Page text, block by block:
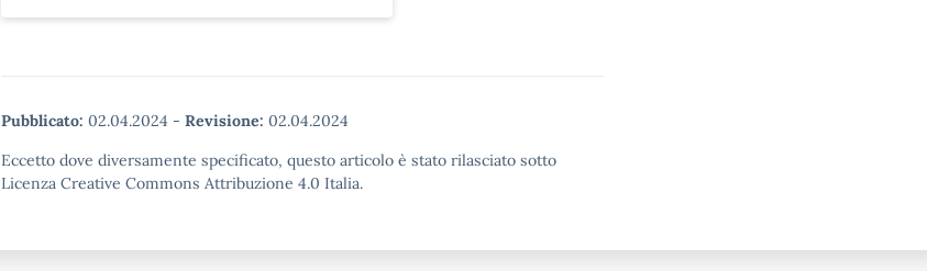
Pubblicato: 02.04.2024 - Revisione: 02.04.2024
Eccetto dove diversamente specificato, questo articolo è stato rilasciato sotto
Licenza Creative Commons Attribuzione 4.0 Italia.